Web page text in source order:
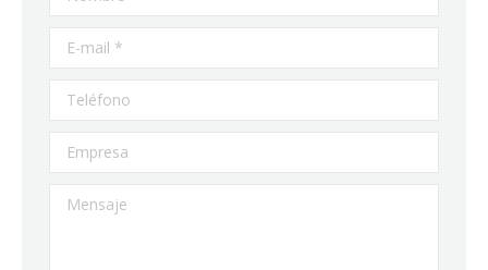
E-mail *
Teléfono
Empresa
Mensaje